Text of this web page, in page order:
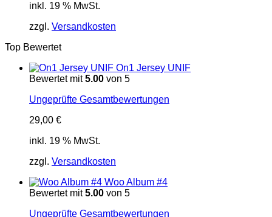
inkl. 19 % MwSt.
zzgl. Versandkosten
Top Bewertet
On1 Jersey UNIF
Bewertet mit5.00 von 5
Ungeprüfte Gesamtbewertungen
29,00 €
inkl. 19 % MwSt.
zzgl. Versandkosten
Woo Album #4
Bewertet mit5.00 von 5
Ungeprüfte Gesamtbewertungen